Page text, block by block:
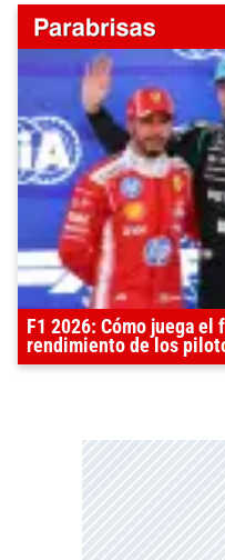
F1 2026: Cómo juega el
rendimiento de los